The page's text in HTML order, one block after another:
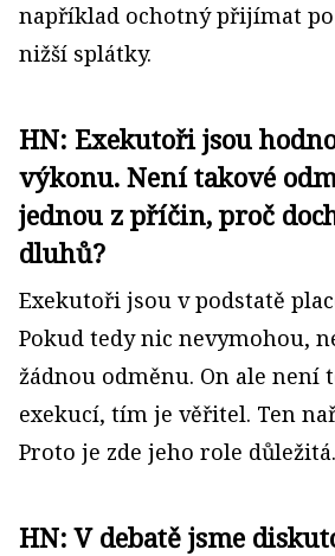
například ochotný přijímat
nižší splátky.
HN: Exekutoři jsou
výkonu. Není takové
jednou z příčin, proč
dluhů?
Exekutoři jsou v podstatě
Pokud tedy nic nevymohou,
žádnou odměnu. On ale není
exekucí, tím je věřitel. Ten
Proto je zde jeho role důležitá.
HN: V debatě jsme